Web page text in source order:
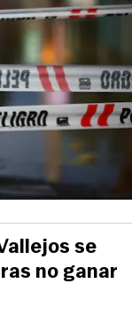
se
no ganar